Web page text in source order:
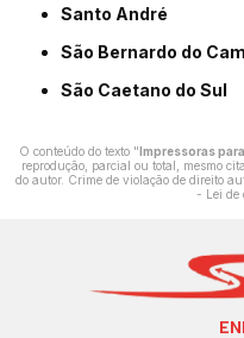
Santo André
São Bernardo do
São Caetano do Sul
O conteúdo do texto "Impressoras
reprodução, parcial ou total, mesmo
do autor. Crime de violação de direito
- Lei de